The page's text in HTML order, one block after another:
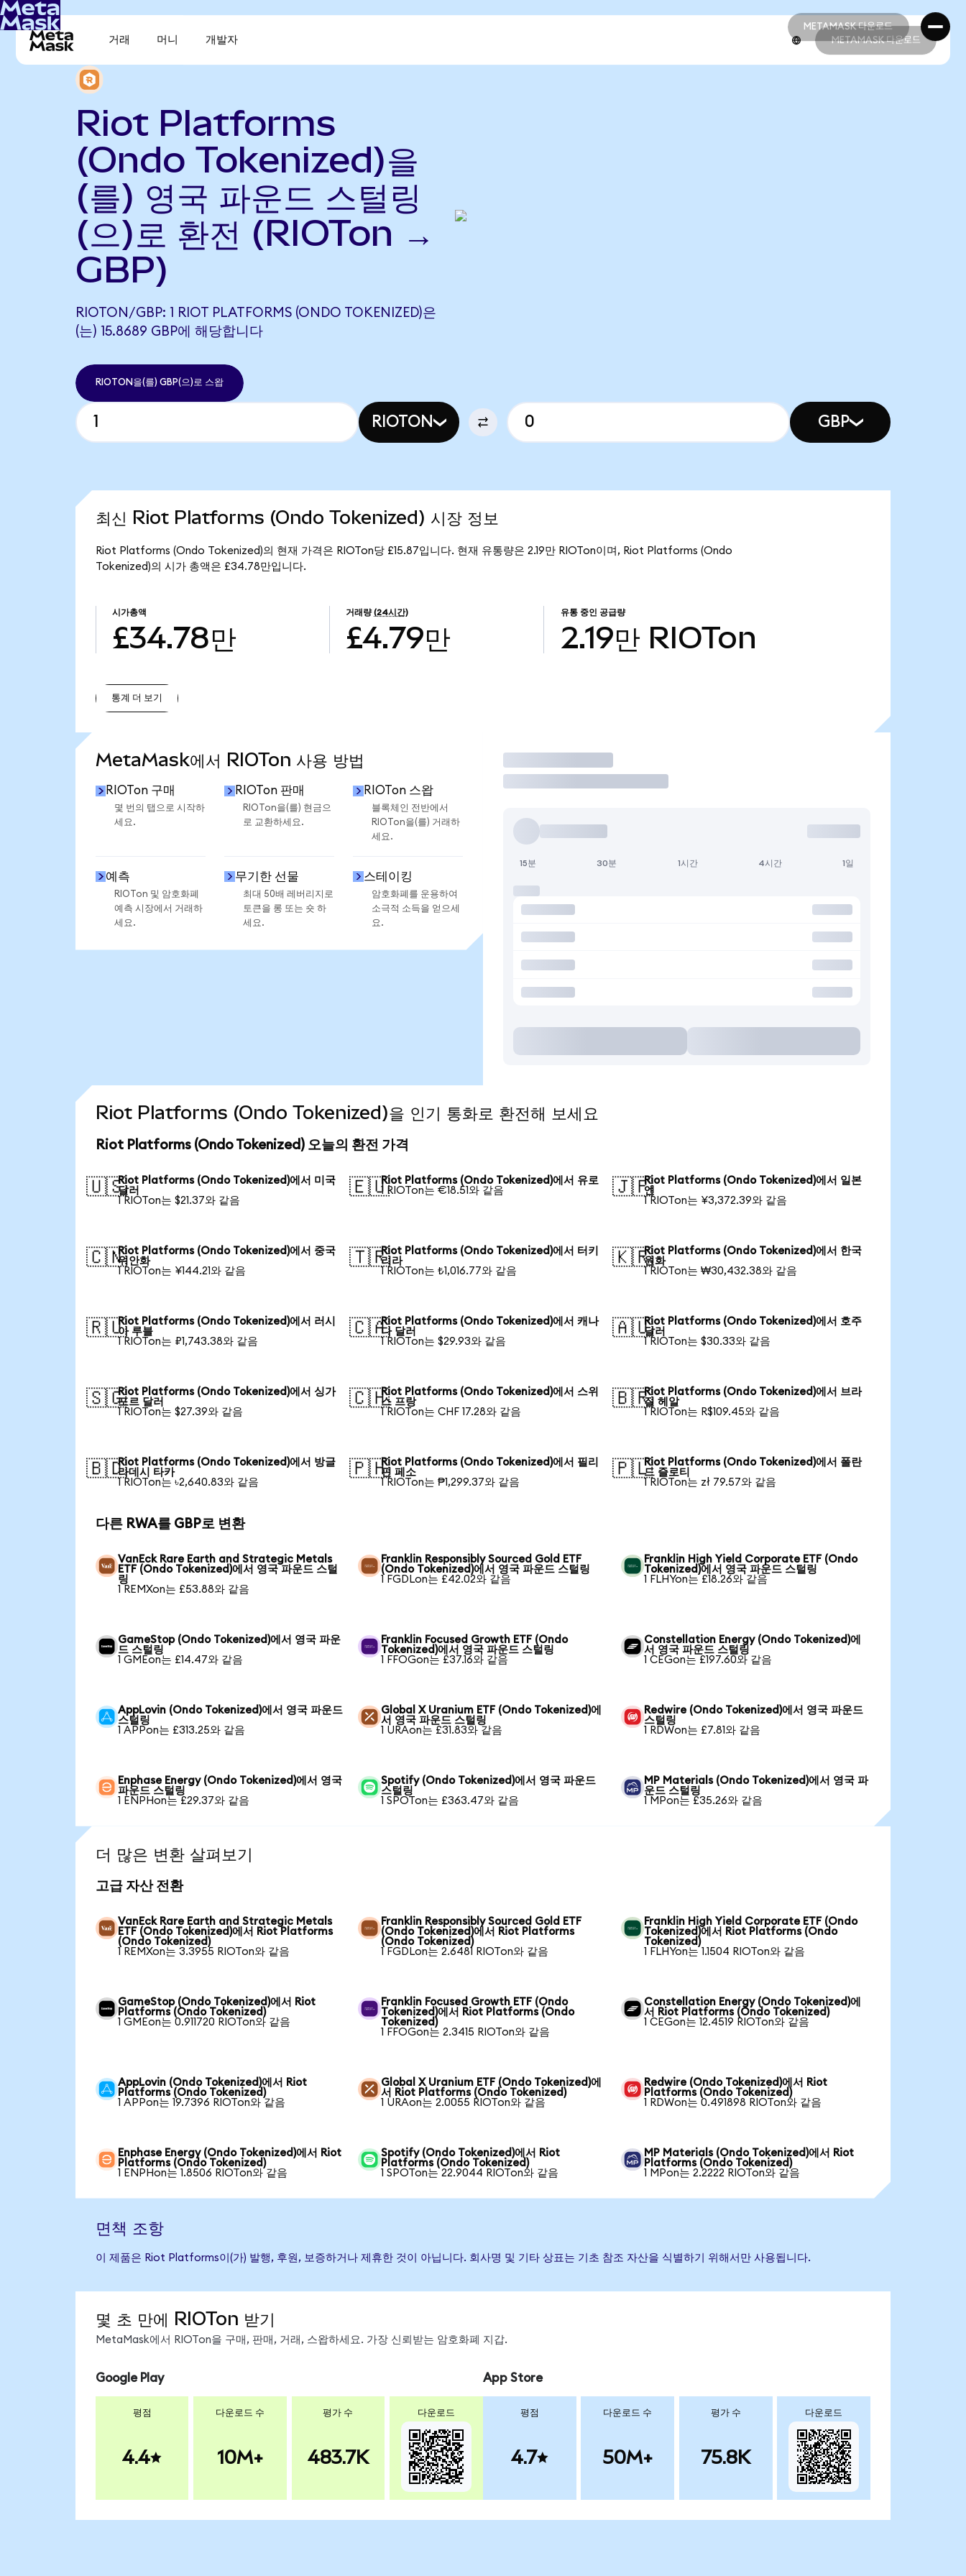
METAMASK 다운로드
METAMASK 다운로드
거래 머니 개발자 METAMASK 다운로드
Riot Platforms
(Ondo Tokenized)을
(를) 영국 파운드 스털링
(으)로 환전 (RIOTon →
GBP)
RIOTON/GBP: 1 RIOT PLATFORMS (ONDO TOKENIZED)은
(는) 15.8689 GBP에 해당합니다
RIOTON을(를) GBP(으)로 스왑
RIOTON GBP
최신 Riot Platforms (Ondo Tokenized) 시장 정보
Riot Platforms (Ondo Tokenized)의 현재 가격은 RIOTon당 £15.87입니다. 현재 유통량은 2.19만 RIOTon이며, Riot Platforms (Ondo
Tokenized)의 시가 총액은 £34.78만입니다.
시가총액
£34.78만
거래량 (24시간)
£4.79만
유통 중인 공급량
2.19만 RIOTon
통계 더 보기
MetaMask에서 RIOTon 사용 방법
RIOTon 구매
몇 번의 탭으로 시작하
세요.
RIOTon 판매
RIOTon을(를) 현금으
로 교환하세요.
RIOTon 스왑
블록체인 전반에서
RIOTon을(를) 거래하
세요.
예측
RIOTon 및 암호화폐
예측 시장에서 거래하
세요.
무기한 선물
최대 50배 레버리지로
토큰을 롱 또는 숏 하
세요.
스테이킹
암호화폐를 운용하여
소극적 소득을 얻으세
요.
거래
15분 30분 1시간 4시간 1일
Riot Platforms (Ondo Tokenized)을 인기 통화로 환전해 보세요
Riot Platforms (Ondo Tokenized) 오늘의 환전 가격
🇺🇸Riot Platforms (Ondo Tokenized)에서 미국
달러
1 RIOTon는 $21.37와 같음
🇪🇺Riot Platforms (Ondo Tokenized)에서 유로
1 RIOTon는 €18.51와 같음
🇯🇵Riot Platforms (Ondo Tokenized)에서 일본
엔
1 RIOTon는 ¥3,372.39와 같음
🇨🇳Riot Platforms (Ondo Tokenized)에서 중국
위안화
1 RIOTon는 ¥144.21와 같음
🇹🇷Riot Platforms (Ondo Tokenized)에서 터키
리라
1 RIOTon는 ₺1,016.77와 같음
🇰🇷Riot Platforms (Ondo Tokenized)에서 한국
원화
1 RIOTon는 ₩30,432.38와 같음
🇷🇺Riot Platforms (Ondo Tokenized)에서 러시
아 루블
1 RIOTon는 ₽1,743.38와 같음
🇨🇦Riot Platforms (Ondo Tokenized)에서 캐나
다 달러
1 RIOTon는 $29.93와 같음
🇦🇺Riot Platforms (Ondo Tokenized)에서 호주
달러
1 RIOTon는 $30.33와 같음
🇸🇬Riot Platforms (Ondo Tokenized)에서 싱가
포르 달러
1 RIOTon는 $27.39와 같음
🇨🇭Riot Platforms (Ondo Tokenized)에서 스위
스 프랑
1 RIOTon는 CHF 17.28와 같음
🇧🇷Riot Platforms (Ondo Tokenized)에서 브라
질 헤알
1 RIOTon는 R$109.45와 같음
🇧🇩Riot Platforms (Ondo Tokenized)에서 방글
라데시 타카
1 RIOTon는 ৳2,640.83와 같음
🇵🇭Riot Platforms (Ondo Tokenized)에서 필리
핀 페소
1 RIOTon는 ₱1,299.37와 같음
🇵🇱Riot Platforms (Ondo Tokenized)에서 폴란
드 즐로티
1 RIOTon는 zł 79.57와 같음
다른 RWA를 GBP로 변환
VanEck Rare Earth and Strategic Metals
ETF (Ondo Tokenized)에서 영국 파운드 스털
링
1 REMXon는 £53.88와 같음
Franklin Responsibly Sourced Gold ETF
(Ondo Tokenized)에서 영국 파운드 스털링
1 FGDLon는 £42.02와 같음
Franklin High Yield Corporate ETF (Ondo
Tokenized)에서 영국 파운드 스털링
1 FLHYon는 £18.26와 같음
GameStop (Ondo Tokenized)에서 영국 파운
드 스털링
1 GMEon는 £14.47와 같음
Franklin Focused Growth ETF (Ondo
Tokenized)에서 영국 파운드 스털링
1 FFOGon는 £37.16와 같음
Constellation Energy (Ondo Tokenized)에
서 영국 파운드 스털링
1 CEGon는 £197.60와 같음
AppLovin (Ondo Tokenized)에서 영국 파운드
스털링
1 APPon는 £313.25와 같음
Global X Uranium ETF (Ondo Tokenized)에
서 영국 파운드 스털링
1 URAon는 £31.83와 같음
Redwire (Ondo Tokenized)에서 영국 파운드
스털링
1 RDWon는 £7.81와 같음
Enphase Energy (Ondo Tokenized)에서 영국
파운드 스털링
1 ENPHon는 £29.37와 같음
Spotify (Ondo Tokenized)에서 영국 파운드
스털링
1 SPOTon는 £363.47와 같음
MP Materials (Ondo Tokenized)에서 영국 파
운드 스털링
1 MPon는 £35.26와 같음
더 많은 변환 살펴보기
고급 자산 전환
VanEck Rare Earth and Strategic Metals
ETF (Ondo Tokenized)에서 Riot Platforms
(Ondo Tokenized)
1 REMXon는 3.3955 RIOTon와 같음
Franklin Responsibly Sourced Gold ETF
(Ondo Tokenized)에서 Riot Platforms
(Ondo Tokenized)
1 FGDLon는 2.6481 RIOTon와 같음
Franklin High Yield Corporate ETF (Ondo
Tokenized)에서 Riot Platforms (Ondo
Tokenized)
1 FLHYon는 1.1504 RIOTon와 같음
GameStop (Ondo Tokenized)에서 Riot
Platforms (Ondo Tokenized)
1 GMEon는 0.911720 RIOTon와 같음
Franklin Focused Growth ETF (Ondo
Tokenized)에서 Riot Platforms (Ondo
Tokenized)
1 FFOGon는 2.3415 RIOTon와 같음
Constellation Energy (Ondo Tokenized)에
서 Riot Platforms (Ondo Tokenized)
1 CEGon는 12.4519 RIOTon와 같음
AppLovin (Ondo Tokenized)에서 Riot
Platforms (Ondo Tokenized)
1 APPon는 19.7396 RIOTon와 같음
Global X Uranium ETF (Ondo Tokenized)에
서 Riot Platforms (Ondo Tokenized)
1 URAon는 2.0055 RIOTon와 같음
Redwire (Ondo Tokenized)에서 Riot
Platforms (Ondo Tokenized)
1 RDWon는 0.491898 RIOTon와 같음
Enphase Energy (Ondo Tokenized)에서 Riot
Platforms (Ondo Tokenized)
1 ENPHon는 1.8506 RIOTon와 같음
Spotify (Ondo Tokenized)에서 Riot
Platforms (Ondo Tokenized)
1 SPOTon는 22.9044 RIOTon와 같음
MP Materials (Ondo Tokenized)에서 Riot
Platforms (Ondo Tokenized)
1 MPon는 2.2222 RIOTon와 같음
면책 조항
이 제품은 Riot Platforms이(가) 발행, 후원, 보증하거나 제휴한 것이 아닙니다. 회사명 및 기타 상표는 기초 참조 자산을 식별하기 위해서만 사용됩니다.
몇 초 만에 RIOTon 받기
MetaMask에서 RIOTon을 구매, 판매, 거래, 스왑하세요. 가장 신뢰받는 암호화폐 지갑.
Google Play
평점
4.4
다운로드 수
10M+
평가 수
483.7K
다운로드
App Store
평점
4.7
다운로드 수
50M+
평가 수
75.8K
다운로드